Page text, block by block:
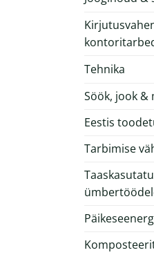
Tehnika
Söök, jook &
Eestis
Tarbimise